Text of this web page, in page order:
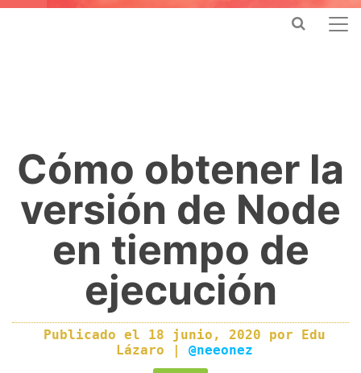
Cómo obtener la
versión de Node
en tiempo de
ejecución
Publicado el 18 junio, 2020 por Edu
Lázaro | @neeonez